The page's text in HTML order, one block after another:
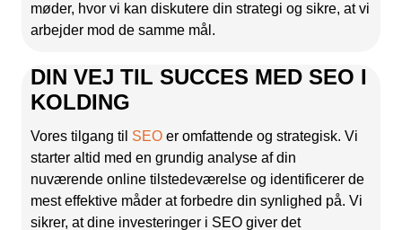
møder, hvor vi kan diskutere din strategi og sikre, at vi
arbejder mod de samme mål.
DIN VEJ TIL SUCCES MED SEO I
KOLDING
Vores tilgang til SEO er omfattende og strategisk. Vi
starter altid med en grundig analyse af din
nuværende online tilstedeværelse og identificerer de
mest effektive måder at forbedre din synlighed på. Vi
sikrer, at dine investeringer i SEO giver det